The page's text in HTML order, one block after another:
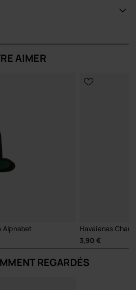
à fixer, cet accessoire transforme tes
store.com, la boutique officielle
AIMER
Alphabet
Havaianas
3,90 €
REGARDÉS